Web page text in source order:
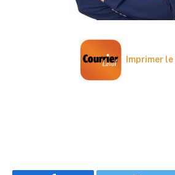
Imprimer